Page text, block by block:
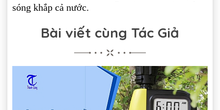
sóng khắp cả nước.
Bài viết cùng Tác Giả